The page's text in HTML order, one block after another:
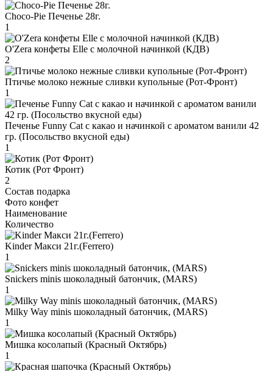
Choco-Pie Печенье 28г.
1
O'Zera конфеты Elle с молочной начинкой (КДВ)
2
Птичье молоко нежные сливки купольные (Рот-Фронт)
1
Печенье Funny Сat с какао и начинкой с ароматом ванили 42
гр. (Посольство вкусной еды)
1
Котик (Рот Фронт)
2
Состав подарка
Фото конфет
Наименование
Количество
Kinder Макси 21г.(Ferrero)
1
Snickers minis шоколадный батончик, (MARS)
1
Milky Way minis шоколадный батончик, (MARS)
1
Мишка косолапый (Красный Октябрь)
1